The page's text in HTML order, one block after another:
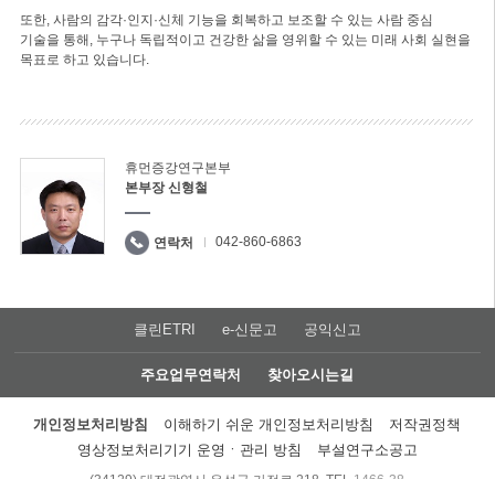
또한, 사람의 감각·인지·신체 기능을 회복하고 보조할 수 있는 사람 중심
기술을 통해, 누구나 독립적이고 건강한 삶을 영위할 수 있는 미래 사회 실현을
목표로 하고 있습니다.
휴먼증강연구본부
본부장 신형철
연락처 042-860-6863
클린ETRI e-신문고 공익신고
주요업무연락처 찾아오시는길
개인정보처리방침 이해하기 쉬운 개인정보처리방침
저작권정책
영상정보처리기기 운영ㆍ관리 방침
부설연구소공고